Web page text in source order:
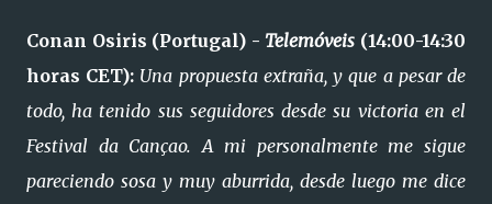
Conan Osiris (Portugal) - Telemóveis (14:00-14:30
horas CET): Una propuesta extraña, y que a pesar de
todo, ha tenido sus seguidores desde su victoria en el
Festival da Cançao. A mi personalmente me sigue
pareciendo sosa y muy aburrida, desde luego me dice